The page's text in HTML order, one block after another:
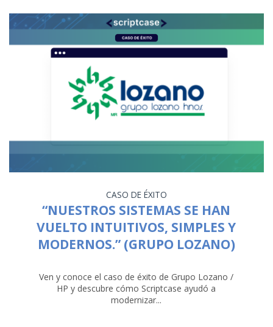
CASO DE ÉXITO
“NUESTROS SISTEMAS SE HAN
VUELTO INTUITIVOS, SIMPLES Y
MODERNOS.” (GRUPO LOZANO)
Ven y conoce el caso de éxito de Grupo Lozano /
HP y descubre cómo Scriptcase ayudó a
modernizar...